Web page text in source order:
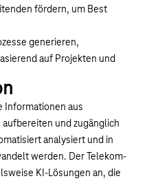
fördern, um Best
generieren,
auf Projekten und
Informationen aus
und zugänglich
analysiert und in
werden. Der Telekom-
KI-Lösungen an, die